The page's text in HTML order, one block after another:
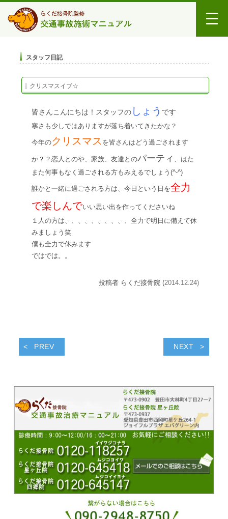
スタッフ日記
クリスマスイブ☆
皆さんこんにちは！スタッフの しょう です
寒さも少しではありますが落ち着いてきたかな？
今年のクリスマス を皆さんはどう過ごされます
か？？恋人とのや、家族、友達とのパーティ 、はた
また何事もなく過ごされる方もみえるでしょう(^-^)
誰かと一緒に過ごされる方は、今日という日を全力
で楽しんでいい思い出を作ってくださいね
１人の方は、、、、、、、、、、全力で明日に備えて休
みましょう 笑
僕も全力で休みます
ではでは。。
投稿者 らくだ接骨院 (2014.12.24)
PREV NEXT